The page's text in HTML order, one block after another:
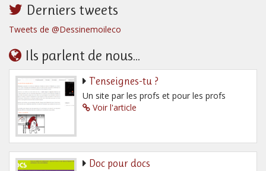
Derniers tweets
Tweets de @Dessinemoileco
Ils parlent de nous...
T’enseignes-tu ?
Un site par les profs et pour les profs
Voir l'article
Doc pour docs